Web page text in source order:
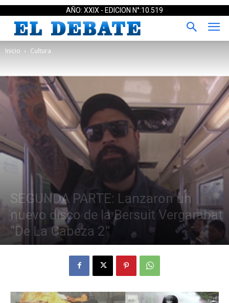
AÑO: XXIX - EDICION N°:10.519
Inicio Cultura
SEGUNDA PARTE: Lanzaron un
nuevo disco de la Bersuit Vergarabat
“De La Cabeza 2”
7 marzo, 2020